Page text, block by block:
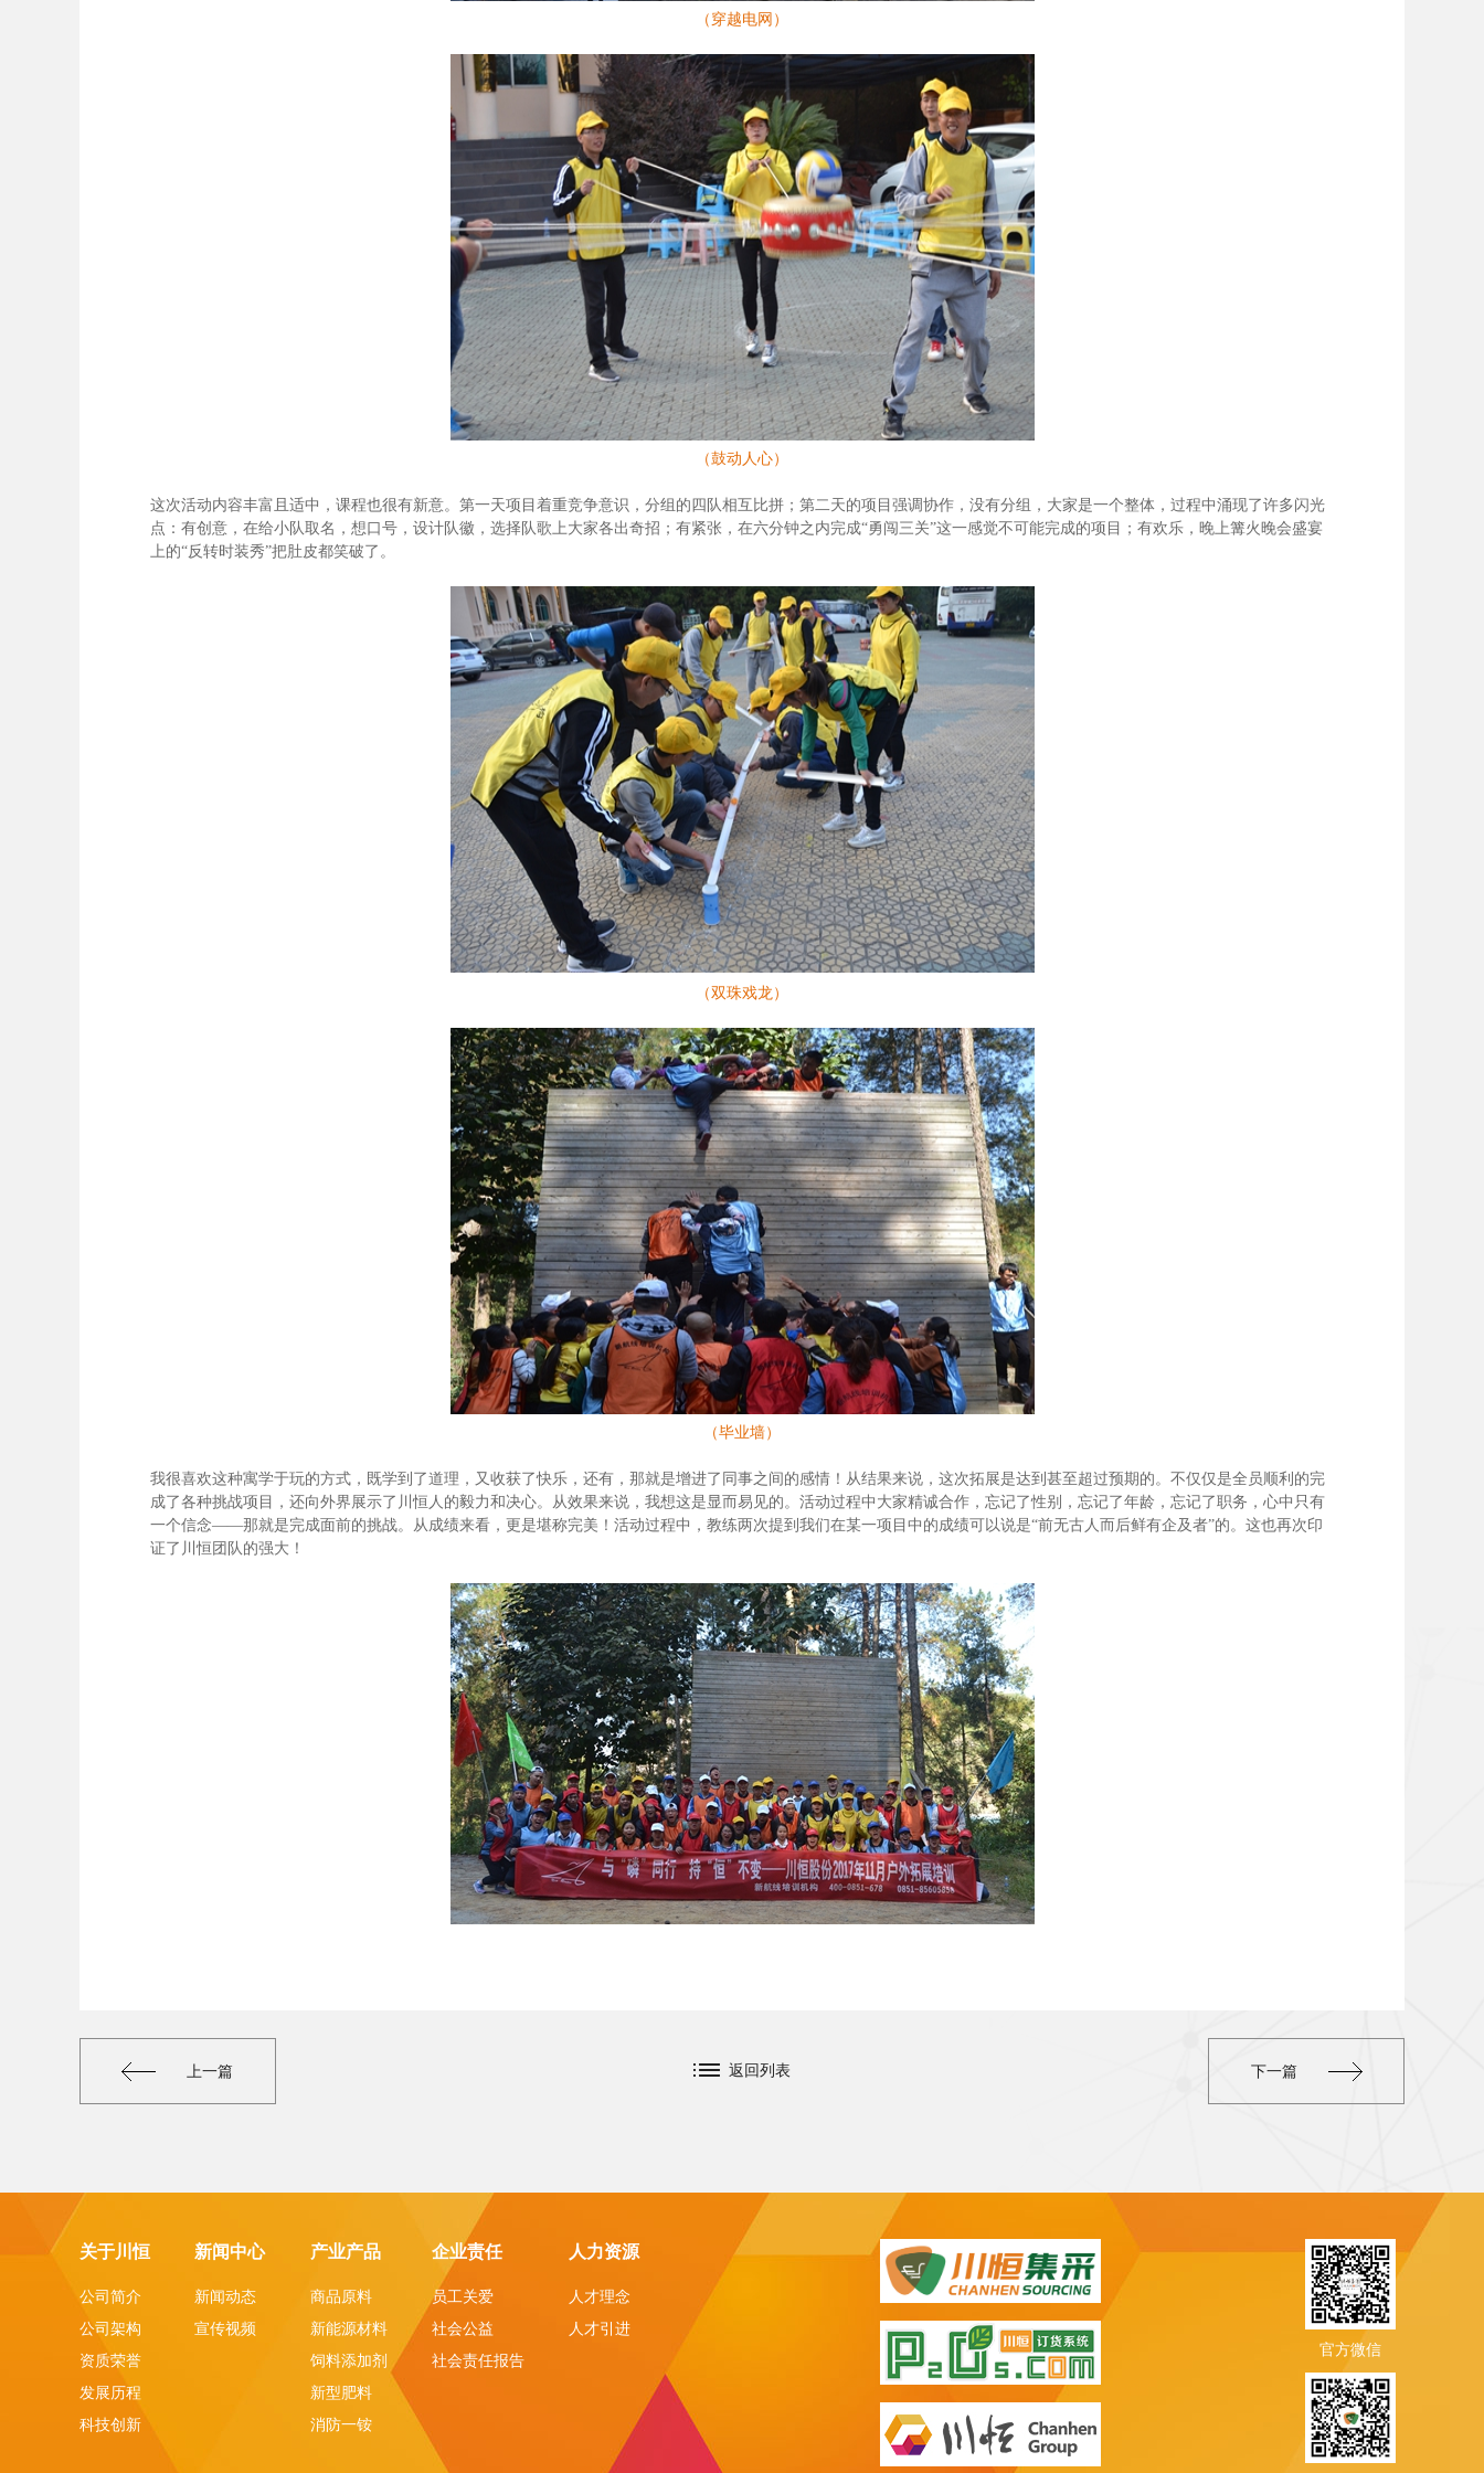
（穿越电网）
（鼓动人心）
这次活动内容丰富且适中，课程也很有新意。第一天项目着重竞争意识，分组的四队相互比拼；第二天的项目强调协作，没有分组，大家是一个整体，过程中涌现了许多闪光
点：有创意，在给小队取名，想口号，设计队徽，选择队歌上大家各出奇招；有紧张，在六分钟之内完成“勇闯三关”这一感觉不可能完成的项目；有欢乐，晚上篝火晚会盛宴
上的“反转时装秀”把肚皮都笑破了。
（双珠戏龙）
（毕业墙）
我很喜欢这种寓学于玩的方式，既学到了道理，又收获了快乐，还有，那就是增进了同事之间的感情！从结果来说，这次拓展是达到甚至超过预期的。不仅仅是全员顺利的完
成了各种挑战项目，还向外界展示了川恒人的毅力和决心。从效果来说，我想这是显而易见的。活动过程中大家精诚合作，忘记了性别，忘记了年龄，忘记了职务，心中只有
一个信念——那就是完成面前的挑战。从成绩来看，更是堪称完美！活动过程中，教练两次提到我们在某一项目中的成绩可以说是“前无古人而后鲜有企及者”的。这也再次印
证了川恒团队的强大！
上一篇 下一篇
返回列表
关于川恒
公司简介
公司架构
资质荣誉
发展历程
科技创新
新闻中心
新闻动态
宣传视频
产业产品
商品原料
新能源材料
饲料添加剂
新型肥料
消防一铵
企业责任
员工关爱
社会公益
社会责任报告
人力资源
人才理念
人才引进
官方微信